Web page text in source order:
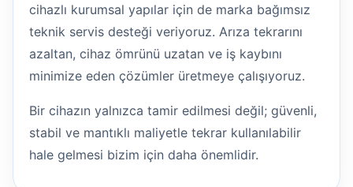
cihazlı kurumsal yapılar için de marka bağımsız
teknik servis desteği veriyoruz. Arıza tekrarını
azaltan, cihaz ömrünü uzatan ve iş kaybını
minimize eden çözümler üretmeye çalışıyoruz.
Bir cihazın yalnızca tamir edilmesi değil; güvenli,
stabil ve mantıklı maliyetle tekrar kullanılabilir
hale gelmesi bizim için daha önemlidir.